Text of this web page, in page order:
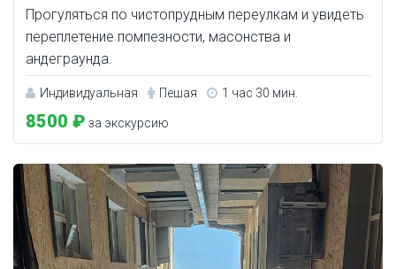
Прогуляться по чистопрудным переулкам и увидеть
переплетение помпезности, масонства и
андеграунда.
Индивидуальная Пешая 1 час 30 мин.
8500 ₽ за экскурсию